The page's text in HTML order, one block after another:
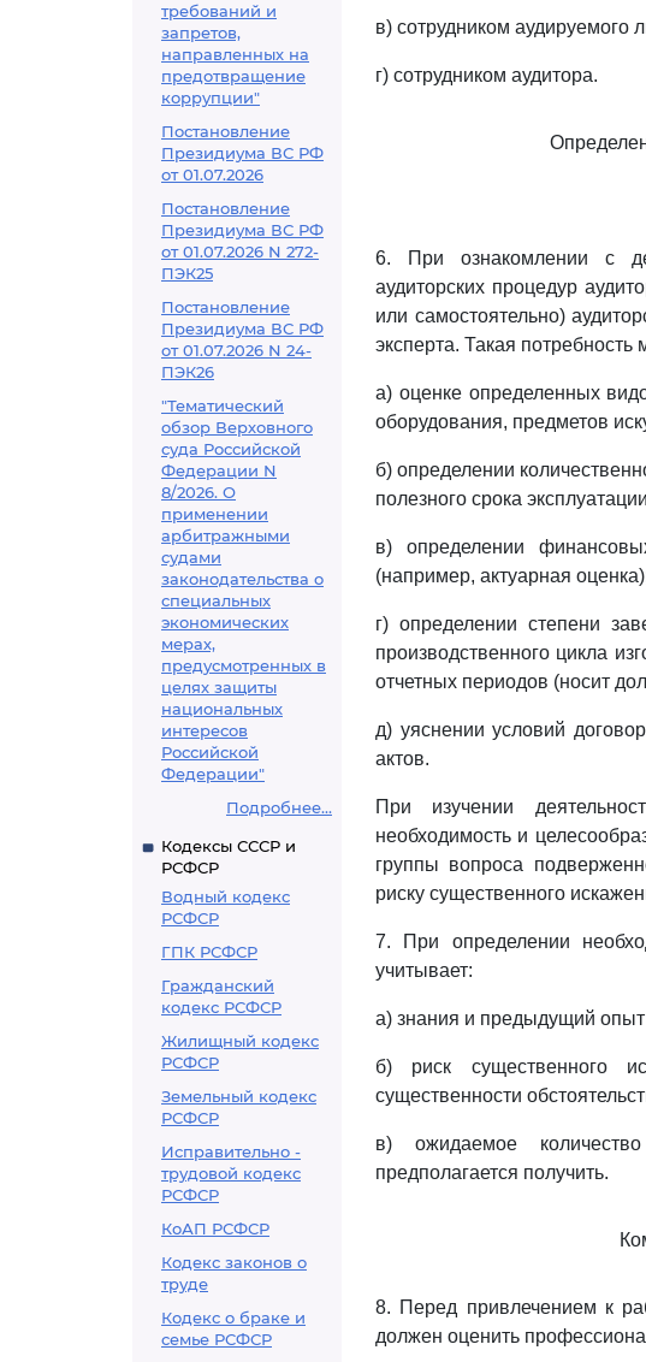
требований и
запретов,
направленных на
предотвращение
коррупции"
Постановление
Президиума ВС РФ
от 01.07.2026
Постановление
Президиума ВС РФ
от 01.07.2026 N 272-
ПЭК25
Постановление
Президиума ВС РФ
от 01.07.2026 N 24-
ПЭК26
"Тематический
обзор Верховного
суда Российской
Федерации N
8/2026. О
применении
арбитражными
судами
законодательства о
специальных
экономических
мерах,
предусмотренных в
целях защиты
национальных
интересов
Российской
Федерации"
Подробнее...
Кодексы СССР и
РСФСР
Водный кодекс
РСФСР
ГПК РСФСР
Гражданский
кодекс РСФСР
Жилищный кодекс
РСФСР
Земельный кодекс
РСФСР
Исправительно -
трудовой кодекс
РСФСР
КоАП РСФСР
Кодекс законов о
труде
Кодекс о браке и
семье РСФСР
в) сотрудником аудируемого
г) сотрудником аудитора.
6. При ознакомлении с
аудиторских процедур
или самостоятельно)
эксперта. Такая
а) оценке определенных
оборудования, предметов
б) определении
полезного срока
в) определении
(например, актуарная
г) определении степени
производственного цикла
отчетных периодов (носит
д) уяснении условий
актов.
При изучении
необходимость и
группы вопроса
риску существенного
7. При определении
учитывает:
а) знания и предыдущий
б) риск существенного
существенности
в) ожидаемое
предполагается получить.
8. Перед привлечением к
должен оценить